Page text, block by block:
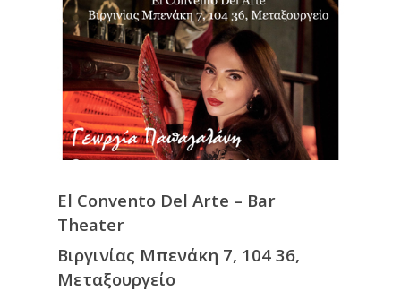
El Convento Del Arte – Bar
Theater
Βιργινίας Μπενάκη 7, 104 36,
Μεταξουργείο